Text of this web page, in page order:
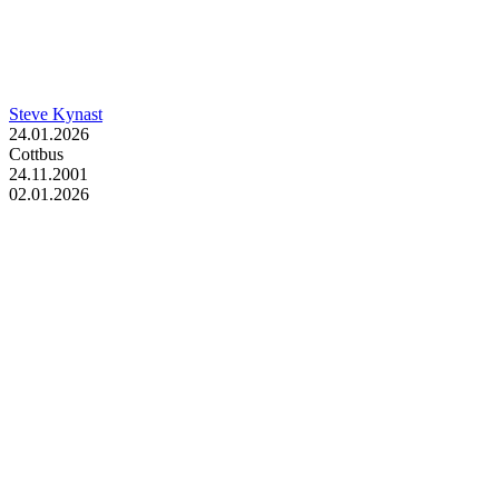
Steve Kynast
24.01.2026
Cottbus
24.11.2001
02.01.2026